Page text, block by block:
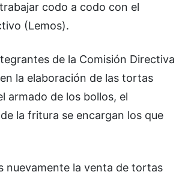
codo a codo con el
(Lemos).
de la Comisión Directiva
la elaboración de las tortas
armado de los bollos, el
la fritura se encargan los que
nuevamente la venta de tortas